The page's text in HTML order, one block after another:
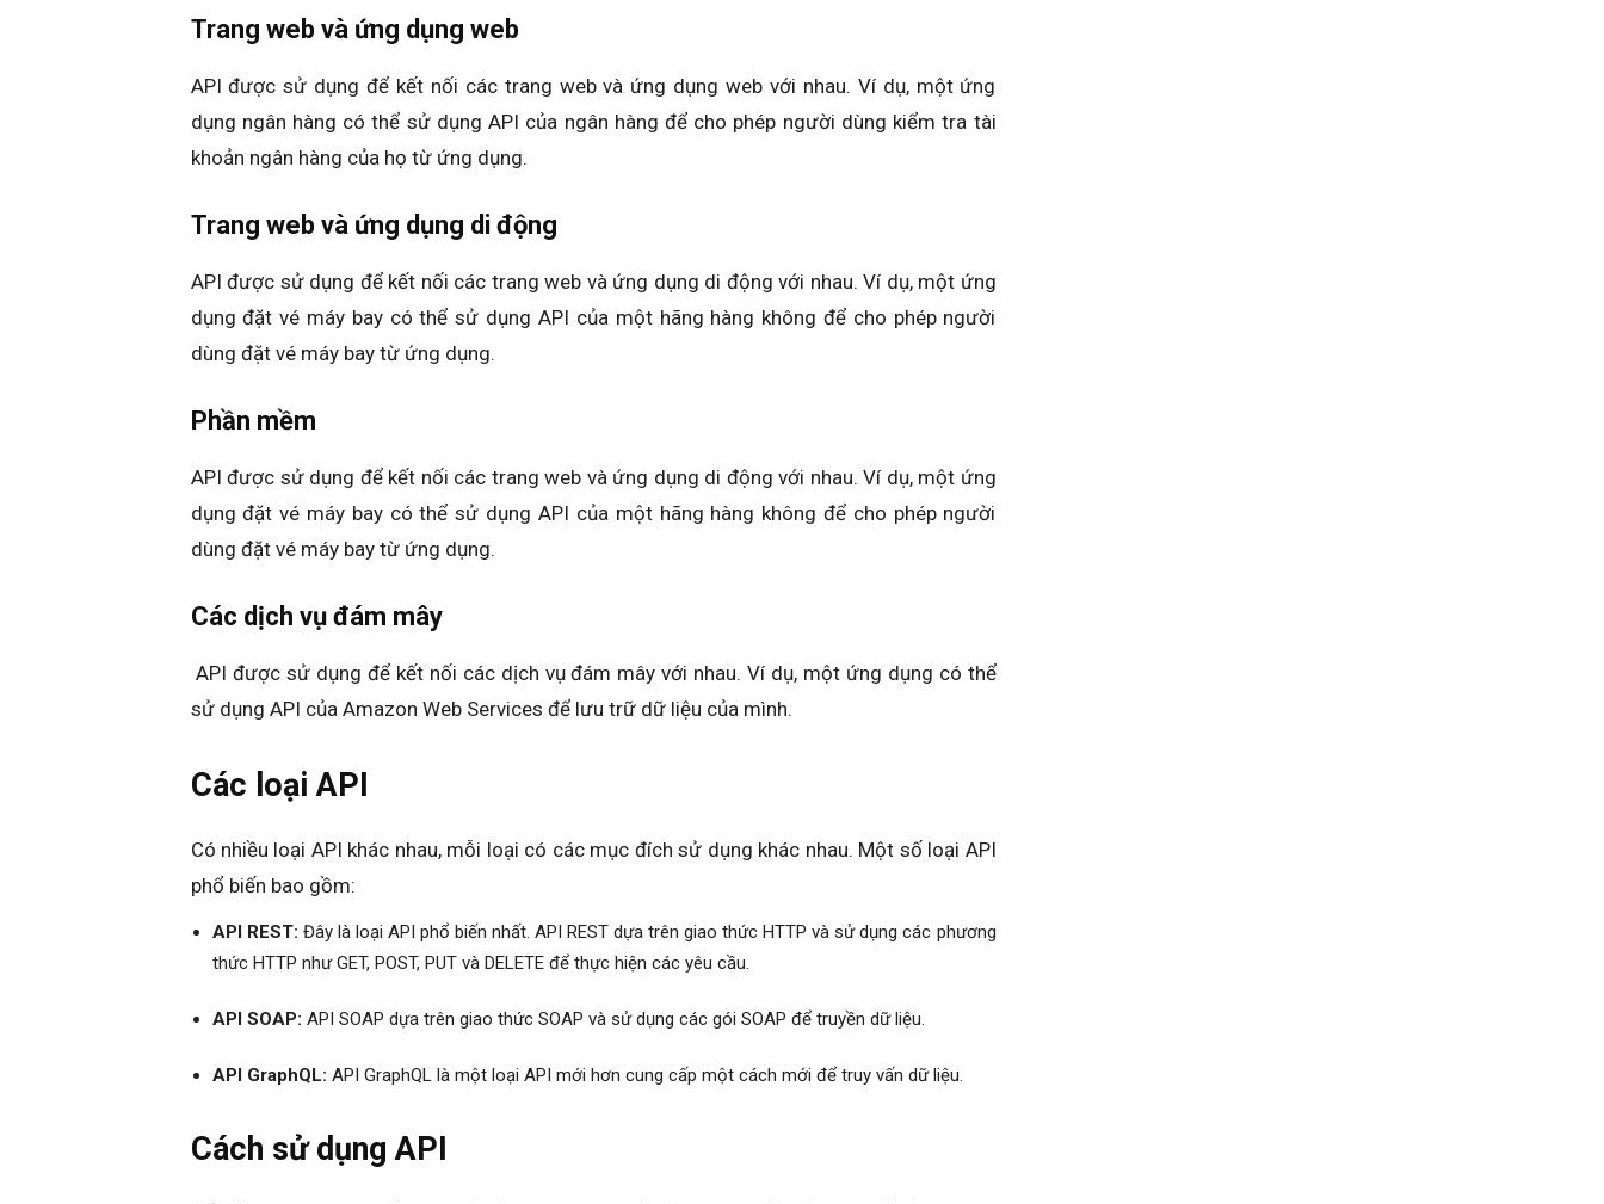
Trang web và ứng dụng web
API được sử dụng để kết nối các trang web và ứng dụng web với nhau. Ví dụ, một ứng
dụng ngân hàng có thể sử dụng API của ngân hàng để cho phép người dùng kiểm tra tài
khoản ngân hàng của họ từ ứng dụng.
Trang web và ứng dụng di động
API được sử dụng để kết nối các trang web và ứng dụng di động với nhau. Ví dụ, một ứng
dụng đặt vé máy bay có thể sử dụng API của một hãng hàng không để cho phép người
dùng đặt vé máy bay từ ứng dụng.
Phần mềm
API được sử dụng để kết nối các trang web và ứng dụng di động với nhau. Ví dụ, một ứng
dụng đặt vé máy bay có thể sử dụng API của một hãng hàng không để cho phép người
dùng đặt vé máy bay từ ứng dụng.
Các dịch vụ đám mây
API được sử dụng để kết nối các dịch vụ đám mây với nhau. Ví dụ, một ứng dụng có thể
sử dụng API của Amazon Web Services để lưu trữ dữ liệu của mình.
Các loại API
Có nhiều loại API khác nhau, mỗi loại có các mục đích sử dụng khác nhau. Một số loại API
phổ biến bao gồm:
API REST: Đây là loại API phổ biến nhất. API REST dựa trên giao thức HTTP và sử dụng các phương
thức HTTP như GET, POST, PUT và DELETE để thực hiện các yêu cầu.
API SOAP: API SOAP dựa trên giao thức SOAP và sử dụng các gói SOAP để truyền dữ liệu.
API GraphQL: API GraphQL là một loại API mới hơn cung cấp một cách mới để truy vấn dữ liệu.
Cách sử dụng API